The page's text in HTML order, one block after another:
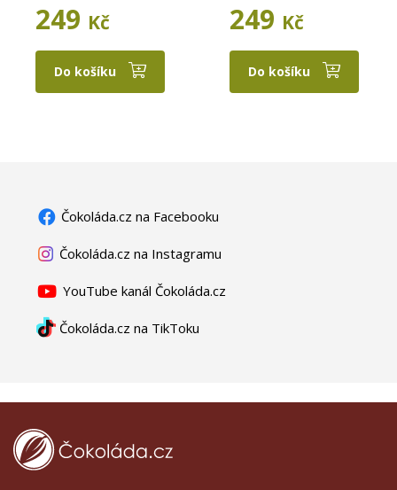
249 Kč
Do košíku
249 Kč
Do košíku
Čokoláda.cz na Facebooku
Čokoláda.cz na Instagramu
YouTube kanál Čokoláda.cz
Čokoláda.cz na TikToku